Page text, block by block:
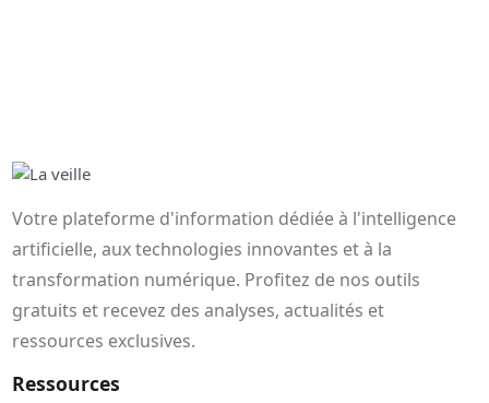
Votre plateforme d'information dédiée à l'intelligence
artificielle, aux technologies innovantes et à la
transformation numérique. Profitez de nos outils
gratuits et recevez des analyses, actualités et
ressources exclusives.
Ressources